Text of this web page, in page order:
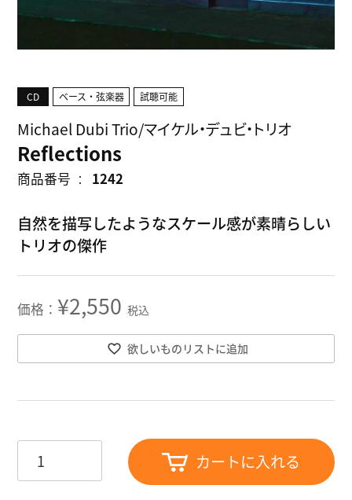
CD ベース・弦楽器 試聴可能
Michael Dubi Trio/マイケル・デュビ・トリオ
Reflections
商品番号 1242
自然を描写したようなスケール感が素晴らしい
トリオの傑作
¥2,550 税込
欲しいものリストに追加
カートに入れる